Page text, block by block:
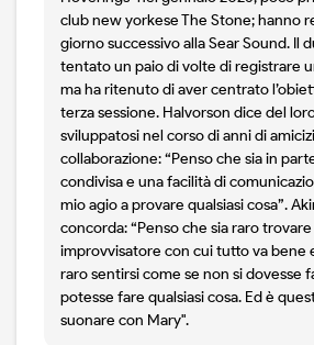
club new yorkese The Stone; hanno
giorno successivo alla Sear Sound. Il
tentato un paio di volte di registrare
ma ha ritenuto di aver centrato
terza sessione. Halvorson dice del
sviluppatosi nel corso di anni di
collaborazione: “Penso che sia in
condivisa e una facilità di
mio agio a provare qualsiasi cosa”.
concorda: “Penso che sia raro
improvvisatore con cui tutto va bene
raro sentirsi come se non si dovesse
potesse fare qualsiasi cosa. Ed è
suonare con Mary".